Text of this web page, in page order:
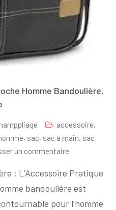
Homme Bandoulière,
accessoire,
, sac, sac a main, sac
un commentaire
et
Praticité
:
: L’Accessoire Pratique
bandoulière est
pour l’homme